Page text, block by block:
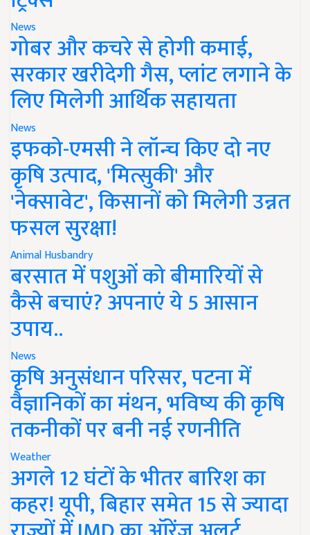
News
गोबर और कचरे से होगी कमाई,
सरकार खरीदेगी गैस, प्लांट लगाने के
लिए मिलेगी आर्थिक सहायता
News
इफको-एमसी ने लॉन्च किए दो नए
कृषि उत्पाद, 'मित्सुकी' और
'नेक्सावेट', किसानों को मिलेगी उन्नत
फसल सुरक्षा!
Animal Husbandry
बरसात में पशुओं को बीमारियों से
कैसे बचाएं? अपनाएं ये 5 आसान
उपाय..
News
कृषि अनुसंधान परिसर, पटना में
वैज्ञानिकों का मंथन, भविष्य की कृषि
तकनीकों पर बनी नई रणनीति
Weather
अगले 12 घंटों के भीतर बारिश का
कहर! यूपी, बिहार समेत 15 से ज्यादा